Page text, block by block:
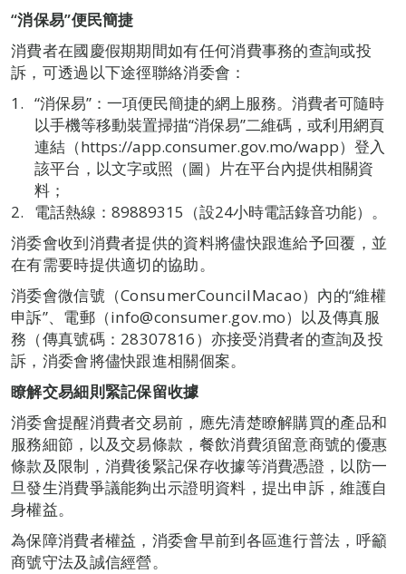
“消保易”便民簡捷
消費者在國慶假期期間如有任何消費事務的查詢或投
訴，可透過以下途徑聯絡消委會：
“消保易”：一項便民簡捷的網上服務。消費者可隨時
以手機等移動裝置掃描“消保易”二維碼，或利用網頁
連結（https://app.consumer.gov.mo/wapp）登入
該平台，以文字或照（圖）片在平台內提供相關資
料；
電話熱線：89889315（設24小時電話錄音功能）。
消委會收到消費者提供的資料將儘快跟進給予回覆，並
在有需要時提供適切的協助。
消委會微信號（ConsumerCouncilMacao）內的“維權
申訴”、電郵（info@consumer.gov.mo）以及傳真服
務（傳真號碼：28307816）亦接受消費者的查詢及投
訴，消委會將儘快跟進相關個案。
瞭解交易細則緊記保留收據
消委會提醒消費者交易前，應先清楚瞭解購買的產品和
服務細節，以及交易條款，餐飲消費須留意商號的優惠
條款及限制，消費後緊記保存收據等消費憑證，以防一
旦發生消費爭議能夠出示證明資料，提出申訴，維護自
身權益。
為保障消費者權益，消委會早前到各區進行普法，呼籲
商號守法及誠信經營。